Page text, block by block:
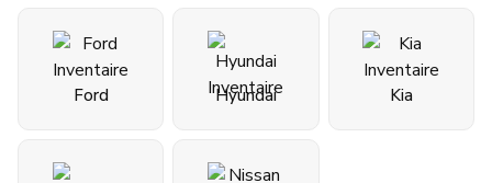
Ford Hyundai Kia